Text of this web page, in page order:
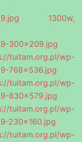
1300w,
300×209.jpg
wp-
768×536.jpg
wp-
830×579.jpg
wp-
230×160.jpg
wp-